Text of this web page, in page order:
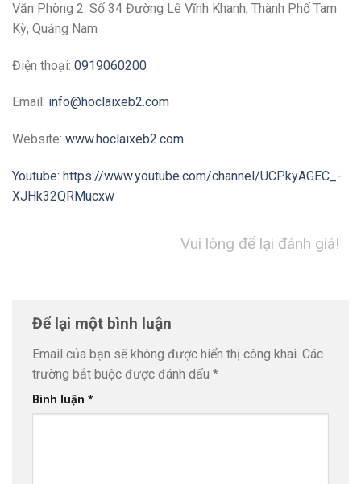
Văn Phòng 2: Số 34 Đường Lê Vĩnh Khanh, Thành Phố Tam
Kỳ, Quảng Nam
Điện thoại: 0919060200
Email: info@hoclaixeb2.com
Website: www.hoclaixeb2.com
Youtube: https://www.youtube.com/channel/UCPkyAGEC_-
XJHk32QRMucxw
Vui lòng để lại đánh giá!
Để lại một bình luận
Email của bạn sẽ không được hiển thị công khai. Các
trường bắt buộc được đánh dấu *
Bình luận *